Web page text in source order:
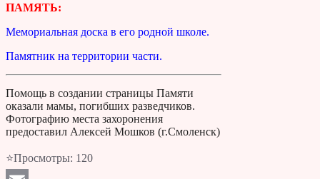
ПАМЯТЬ:
Мемориальная доска в его родной школе.
Памятник на территории части.
Помощь в создании страницы Памяти
оказали мамы, погибших разведчиков.
Фотографию места захоронения
предоставил Алексей Мошков (г.Смоленск)
⭐Просмотры: 120